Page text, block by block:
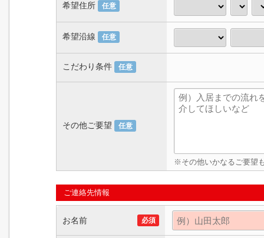
希望住所 任意
希望沿線 任意
こだわり条件 任意
その他ご要望 任意
※その他いかなるご要望
ご連絡先情報
お名前 必須